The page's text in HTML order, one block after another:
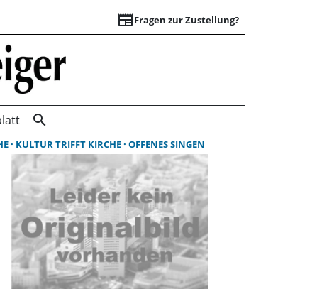
newspaperFragen zur Zustellung?
Suchergebnisse |
search
KULTUR TRIFFT KIRCHE OFFENES SINGEN